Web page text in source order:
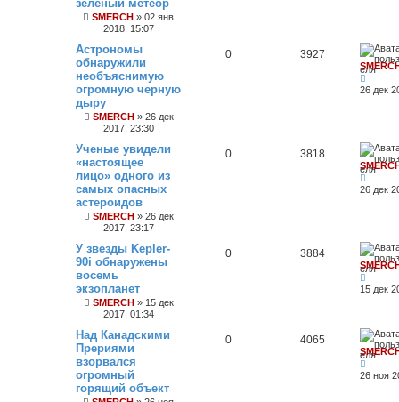
зеленый метеор
SMERCH » 02 янв
2018, 15:07
Астрономы
обнаружили
необъяснимую
огромную черную
дыру
SMERCH» 26 дек
2017, 23:30
0 3927
26 дек
Ученые увидели
«настоящее
лицо» одного из
самых опасных
астероидов
SMERCH» 26 дек
2017, 23:17
0 3818
26 дек
У звезды Kepler-
90i обнаружены
восемь
экзопланет
SMERCH» 15 дек
2017, 01:34
0 3884
15 дек
Над Канадскими
Прериями
взорвался
огромный
горящий объект
0 4065
26 ноя